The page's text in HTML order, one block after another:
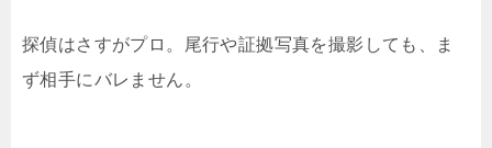
探偵はさすがプロ。尾行や証拠写真を撮影しても、ま
ず相手にバレません。